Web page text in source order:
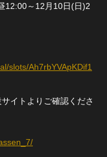
12:00～12月10日(日)2
slots/Ah7rbYVApKDif1
イトよりご確認くださ